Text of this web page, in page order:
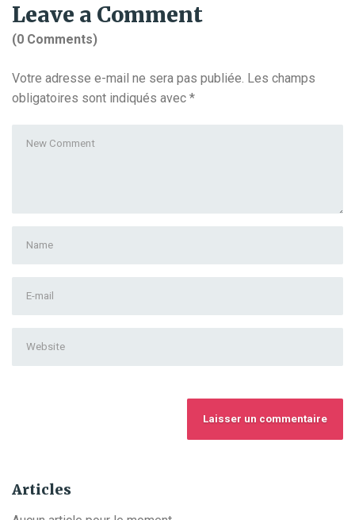
Leave a Comment
(0 Comments)
Votre adresse e-mail ne sera pas publiée. Les champs
obligatoires sont indiqués avec *
Last
name*
Address*
Articles